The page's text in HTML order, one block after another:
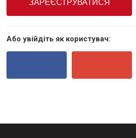
Або увійдіть як користувач: